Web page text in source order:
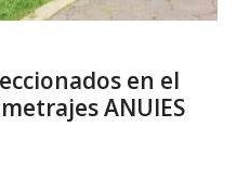
en el
ANUIES